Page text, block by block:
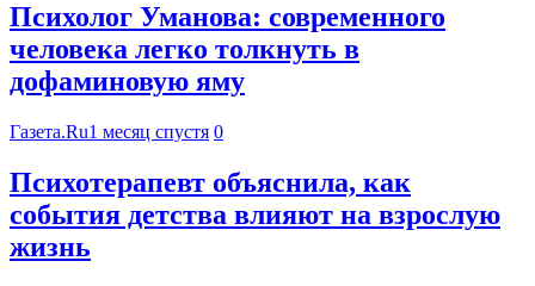
Психолог Уманова: современного
человека легко толкнуть в
дофаминовую яму
Газета.Ru1 месяц спустя 0
Психотерапевт объяснила, как
события детства влияют на взрослую
жизнь